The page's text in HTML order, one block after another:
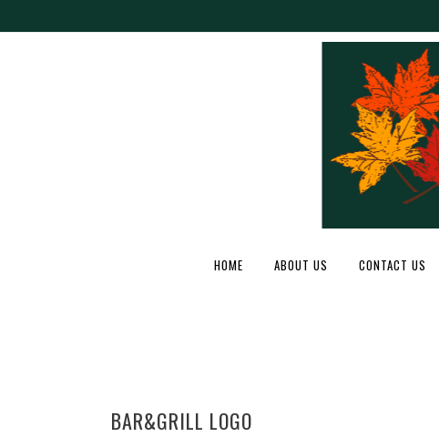
HOME ABOUT US CONTACT US
BAR&GRILL LOGO